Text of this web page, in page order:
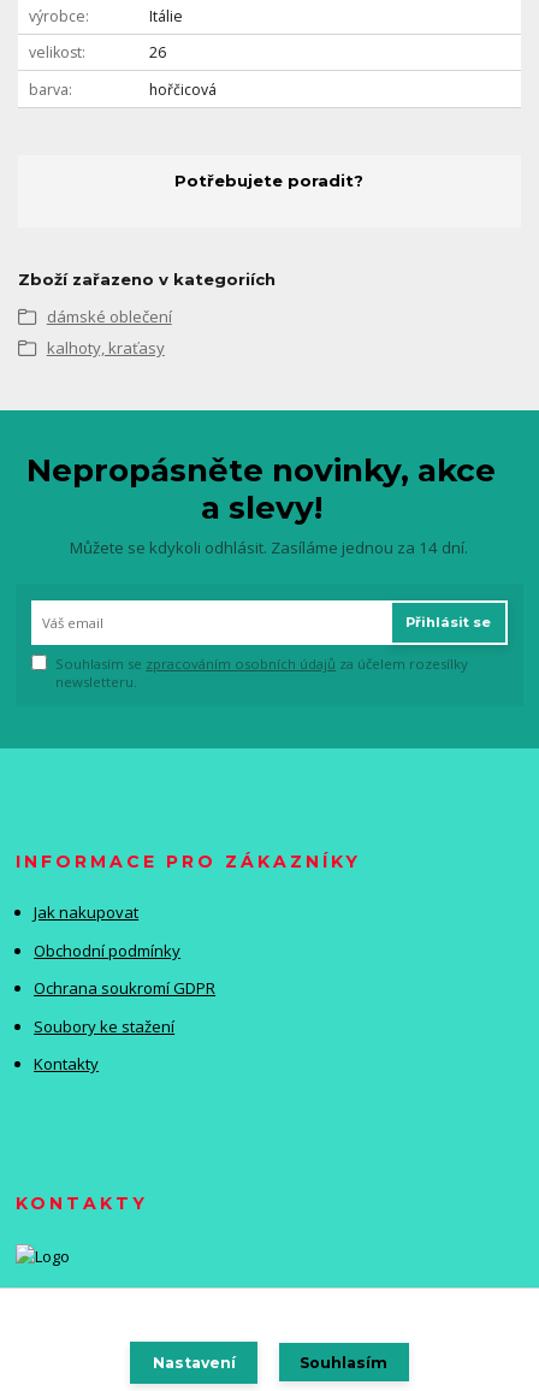
výrobce
Itálie
velikost
26
barva
hořčicová
Potřebujete poradit?
Zboží zařazeno v kategoriích
dámské oblečení
kalhoty, kraťasy
Nepropásněte novinky, akce
a slevy!
Můžete se kdykoli odhlásit. Zasíláme jednou za 14 dní.
Přihlásit se
Souhlasím se zpracováním osobních údajů za účelem rozesílky
newsletteru.
INFORMACE PRO ZÁKAZNÍKY
Jak nakupovat
Obchodní podmínky
Ochrana soukromí GDPR
Soubory ke stažení
Kontakty
KONTAKTY
Nastavení Souhlasím